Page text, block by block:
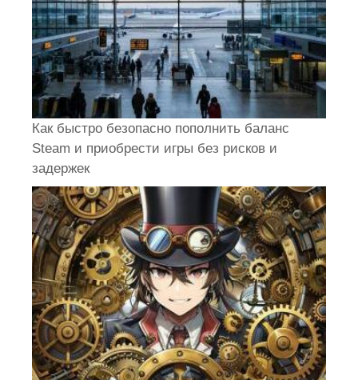
Как быстро безопасно пополнить баланс
Steam и приобрести игры без рисков и
задержек